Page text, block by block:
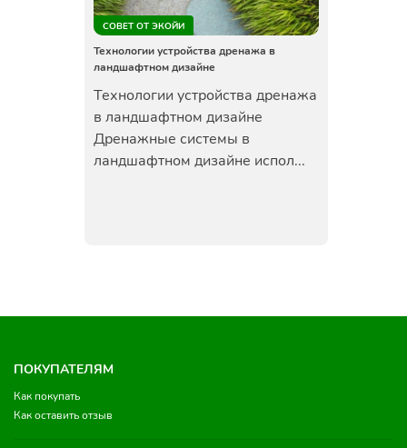
СОВЕТ ОТ ЭКОЙИ
Технологии устройства дренажа в
ландшафтном дизайне
Технологии устройства дренажа
в ландшафтном дизайне
Дренажные системы в
ландшафтном дизайне испол...
ПОКУПАТЕЛЯМ
Как покупать
Как оставить отзыв